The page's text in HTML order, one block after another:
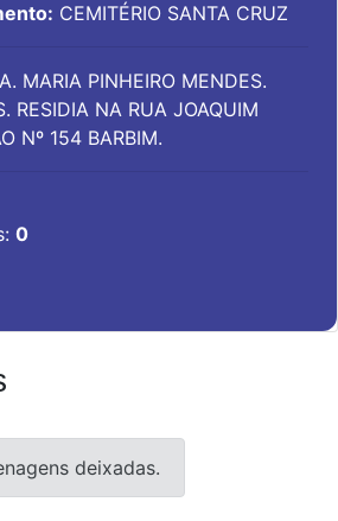
CEMITÉRIO SANTA CRUZ
MARIA PINHEIRO MENDES.
RESIDIA NA RUA JOAQUIM
Nº 154 BARBIM.
0
deixadas.